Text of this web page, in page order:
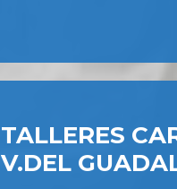
TALLERES
V.DEL